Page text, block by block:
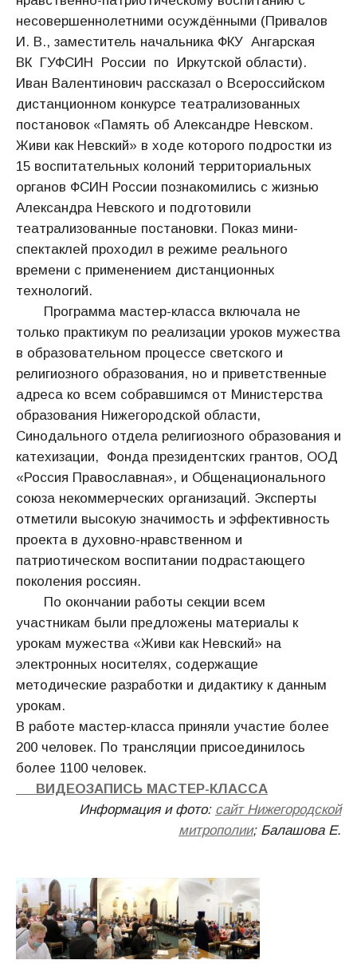
несовершеннолетними осуждёнными (Привалов
И. В., заместитель начальника ФКУ Ангарская
ВК ГУФСИН России по Иркутской области).
Иван Валентинович рассказал о Всероссийском
дистанционном конкурсе театрализованных
постановок «Память об Александре Невском.
Живи как Невский» в ходе которого подростки из
15 воспитательных колоний территориальных
органов ФСИН России познакомились с жизнью
Александра Невского и подготовили
театрализованные постановки. Показ мини-
спектаклей проходил в режиме реального
времени с применением дистанционных
технологий.
Программа мастер-класса включала не
только практикум по реализации уроков мужества
в образовательном процессе светского и
религиозного образования, но и приветственные
адреса ко всем собравшимся от Министерства
образования Нижегородской области,
Синодального отдела религиозного образования и
катехизации, Фонда президентских грантов, ООД
«Россия Православная», и Общенационального
союза некоммерческих организаций. Эксперты
отметили высокую значимость и эффективность
проекта в духовно-нравственном и
патриотическом воспитании подрастающего
поколения россиян.
По окончании работы секции всем
участникам были предложены материалы к
урокам мужества «Живи как Невский» на
электронных носителях, содержащие
методические разработки и дидактику к данным
урокам.
В работе мастер-класса приняли участие более
200 человек. По трансляции присоединилось
более 1100 человек.
ВИДЕОЗАПИСЬ МАСТЕР-КЛАССА
Информация и фото: сайт Нижегородской
митрополии; Балашова Е.